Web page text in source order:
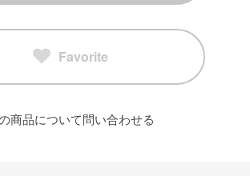
Favorite
商品について問い合わせる